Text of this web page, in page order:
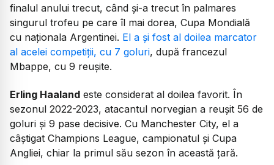
finalul anului trecut, când și-a trecut în palmares
singurul trofeu pe care îl mai dorea, Cupa Mondială
cu naționala Argentinei. El a și fost al doilea marcator
al acelei competiții, cu 7 goluri, după francezul
Mbappe, cu 9 reușite.
Erling Haaland este considerat al doilea favorit. În
sezonul 2022-2023, atacantul norvegian a reușit 56 de
goluri și 9 pase decisive. Cu Manchester City, el a
câștigat Champions League, campionatul și Cupa
Angliei, chiar la primul său sezon în această țară.